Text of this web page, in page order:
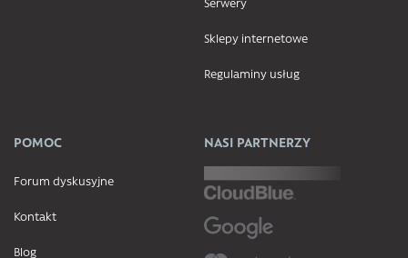
Sklepy internetowe
Regulaminy usług
POMOC
Forum dyskusyjne
Kontakt
Blog
NASI PARTNERZY